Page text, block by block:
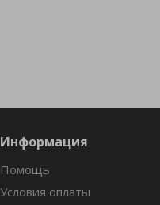
Информация
Помощь
Условия оплаты